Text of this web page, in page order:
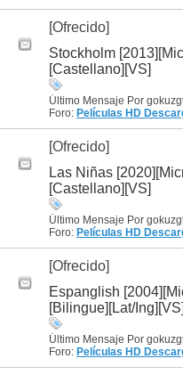
[Ofrecido]
Stockholm
[Castellano][VS]
Último Mensaje Por
Foro: Películas HD
[Ofrecido]
Las Niñas
[Castellano][VS]
Último Mensaje Por
Foro: Películas HD
[Ofrecido]
Espanglish
[Bilingue][Lat/Ing][VS]
Último Mensaje Por
Foro: Películas HD